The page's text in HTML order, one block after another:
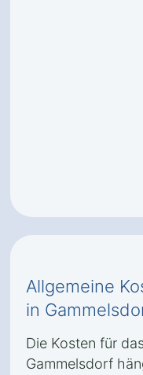
Allgemeine
in
Die Kosten für
Gammelsdorf